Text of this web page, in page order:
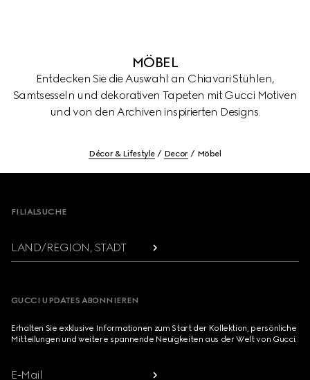
MÖBEL
Entdecken Sie die Auswahl an Chiavari Stühlen,
Samtsesseln und dekorativen Tapeten mit Gucci Motiven
und von den Archiven inspirierten Designs.
Décor & Lifestyle Decor Möbel
FILIALSUCHE
LAND/REGION, STADT
GUCCI UPDATES ABONNIEREN
Erhalten Sie exklusive Informationen zum Start der Kollektion, persönliche
Mitteilungen und weitere spannende Neuigkeiten aus der Welt von Gucci.
E-Mail